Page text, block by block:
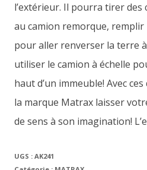
l’extérieur. Il pourra tirer des
au camion remorque, remplir
pour aller renverser la terre
utiliser le camion à échelle
haut d’un immeuble! Avec
la marque Matrax laisser
de sens à son imagination!
UGS : AK241